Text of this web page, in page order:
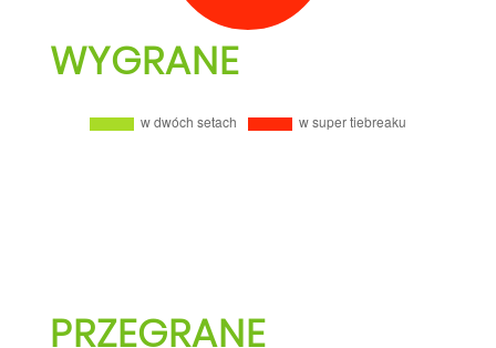
WYGRANE
PRZEGRANE